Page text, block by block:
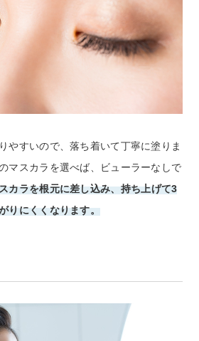
やすいので、落ち着いて丁寧に塗りま
マスカラを選べば、ビューラーなしで
カラを根元に差し込み、持ち上げて3
りにくくなります。